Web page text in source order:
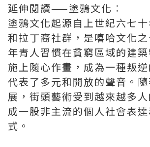
延伸閱讀——塗鴉文化︰
塗鴉文化起源自上世紀六七
和拉丁裔社群，是嘻哈文化
年青人習慣在貧窮區域的建
施上隨心作畫，成為一種叛
代表了多元和開放的聲音。
展，街頭藝術受到越來越多
成一股非主流的個人社會表
式。